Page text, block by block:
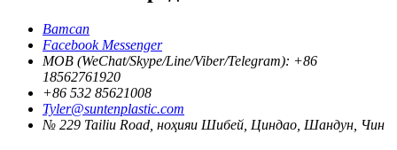
Ватсап
Facebook Messenger
MOB (WeChat/Skype/Line/Viber/Telegram): +86
18562761920
+86 532 85621008
Tyler@suntenplastic.com
№ 229 Tailiu Road, ноҳияи Шибей, Циндао, Шандун, Чин